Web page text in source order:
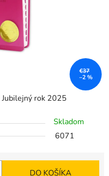
rok 2025
Skladom
6071
DO KOŠÍKA
€37
–2 %